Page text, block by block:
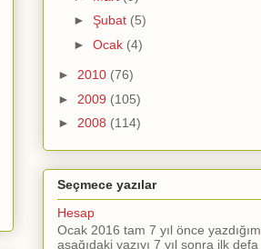
► Şubat (5)
► Ocak (4)
► 2010 (76)
► 2009 (105)
► 2008 (114)
Seçmece yazılar
Hesap
Ocak 2016 tam 7 yıl önce yazdığım
aşağıdaki yazıyı 7 yıl sonra ilk defa